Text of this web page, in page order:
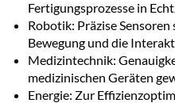
Fertigungsprozesse in
Robotik: Präzise
Bewegung und die
Medizintechnik:
medizinischen Geräten
Energie: Zur